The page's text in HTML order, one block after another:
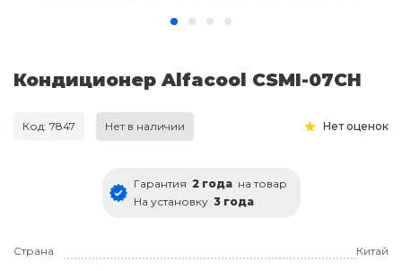
Кондиционер Alfacool CSMI-07CH
Код: 7847 Нет в наличии Нет оценок
Гарантия 2 года на товар
На установку 3 года
Страна Китай